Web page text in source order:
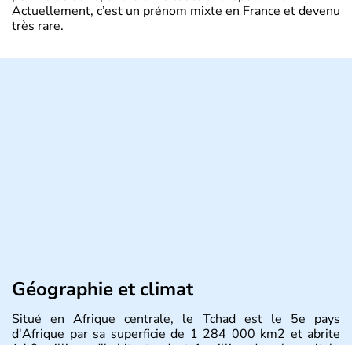
Actuellement, c’est un prénom mixte en France et devenu
très rare.
Géographie et climat
Situé en Afrique centrale, le Tchad est le 5e pays
d'Afrique par sa superficie de 1 284 000 km2 et abrite